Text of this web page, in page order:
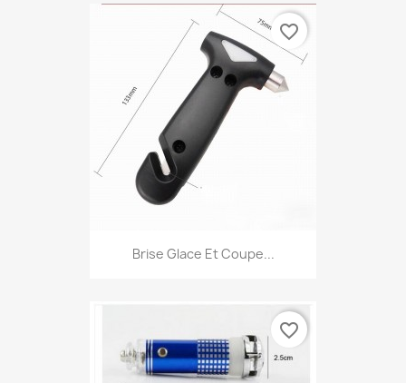
Brise Glace Et Coupe...
favorite_border
favorite_border